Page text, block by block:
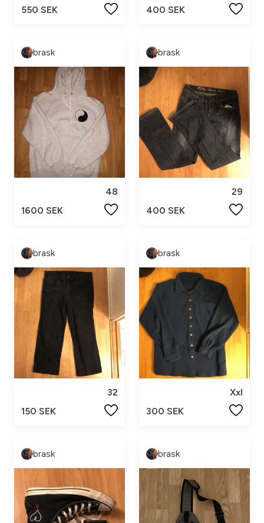
550 SEK 400 SEK
brask
48
1600 SEK
brask
29
400 SEK
brask
32
150 SEK
brask
Xxl
300 SEK
brask brask